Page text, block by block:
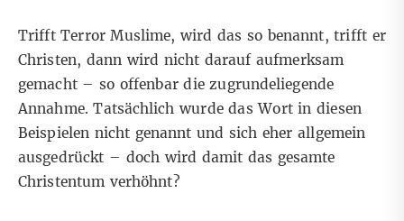
Trifft Terror Muslime, wird das so benannt, trifft er
Christen, dann wird nicht darauf aufmerksam
gemacht – so offenbar die zugrundeliegende
Annahme. Tatsächlich wurde das Wort in diesen
Beispielen nicht genannt und sich eher allgemein
ausgedrückt – doch wird damit das gesamte
Christentum verhöhnt?